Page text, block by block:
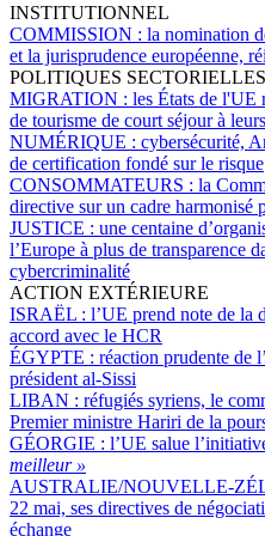
INSTITUTIONNEL
COMMISSION : la nomination
et la jurisprudence européenne,
POLITIQUES SECTORIELLES
MIGRATION : les États de l'UE
de tourisme de court séjour à
NUMÉRIQUE : cybersécurité,
de certification fondé sur le risque
CONSOMMATEURS : la
directive sur un cadre harmonisé
JUSTICE : une centaine
l’Europe à plus de transparence
cybercriminalité
ACTION EXTÉRIEURE
ISRAËL : l’UE prend note de la
accord avec le HCR
ÉGYPTE : réaction prudente de
président al-Sissi
LIBAN : réfugiés syriens, le
Premier ministre Hariri de la
GÉORGIE : l’UE salue
meilleur »
AUSTRALIE/NOUVELLE-
22 mai, ses directives de
échange